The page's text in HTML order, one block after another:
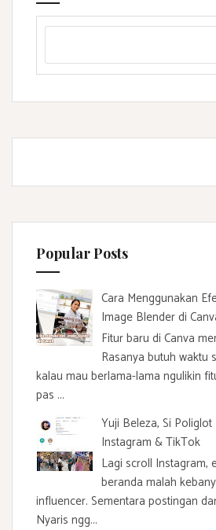
Popular Posts
Cara Menggunakan
Image Blender di
Fitur baru di Canva
Rasanya butuh waktu
kalau mau berlama-lama ngulikin
pas ...
Yuji Beleza, Si
Instagram & TikTok
Lagi scroll Instagram,
beranda malah
influencer. Sementara postingan
Nyaris ngg...